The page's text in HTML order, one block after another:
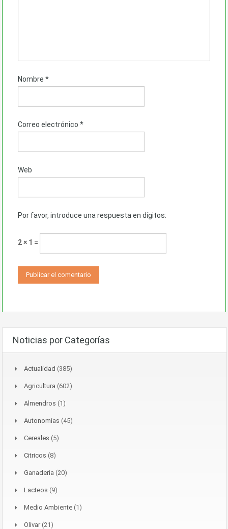
Nombre *
Correo electrónico *
Web
Por favor, introduce una respuesta en dígitos:
2 × 1 =
Noticias por Categorías
Actualidad (385)
Agricultura (602)
Almendros (1)
Autonomías (45)
Cereales (5)
Citricos (8)
Ganaderia (20)
Lacteos (9)
Medio Ambiente (1)
Olivar(21)